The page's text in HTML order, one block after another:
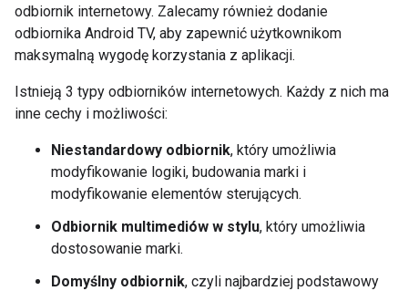
odbiornik internetowy. Zalecamy również dodanie
odbiornika Android TV, aby zapewnić użytkownikom
maksymalną wygodę korzystania z aplikacji.
Istnieją 3 typy odbiorników internetowych. Każdy z nich ma
inne cechy i możliwości:
Niestandardowy odbiornik, który umożliwia
modyfikowanie logiki, budowania marki i
modyfikowanie elementów sterujących.
Odbiornik multimediów w stylu, który umożliwia
dostosowanie marki.
Domyślny odbiornik, czyli najbardziej podstawowy